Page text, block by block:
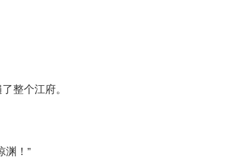
整个江府。
渊！”